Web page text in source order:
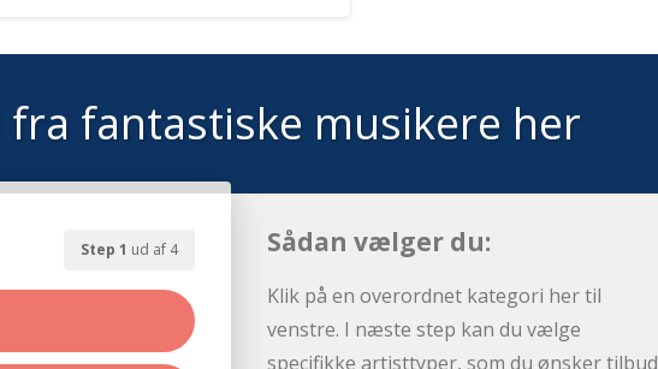
fra fantastiske musikere her
Step 1 ud af 4 Sådan vælger du:
Klik på en overordnet kategori her til
venstre. I næste step kan du vælge
specifikke artisttyper, som du ønsker tilbud